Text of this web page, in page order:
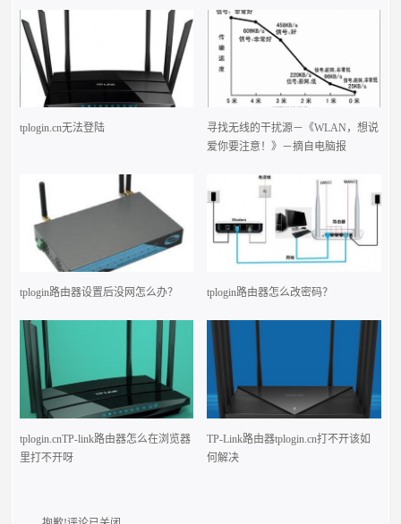
tplogin.cn无法登陆
寻找无线的干扰源－《WLAN，想说
爱你要注意！》－摘自电脑报
tplogin路由器设置后没网怎么办？ tplogin路由器怎么改密码？
tplogin.cnTP-link路由器怎么在浏览器
里打不开呀
TP-Link路由器tplogin.cn打不开该如
何解决